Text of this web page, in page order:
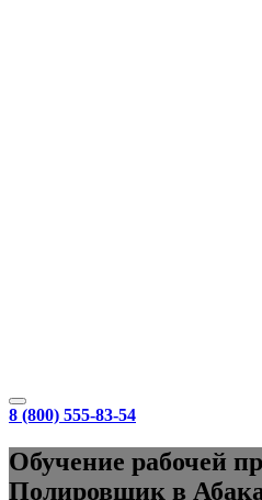
8 (800) 555-83-54
Обучение рабочей
Полировщик в